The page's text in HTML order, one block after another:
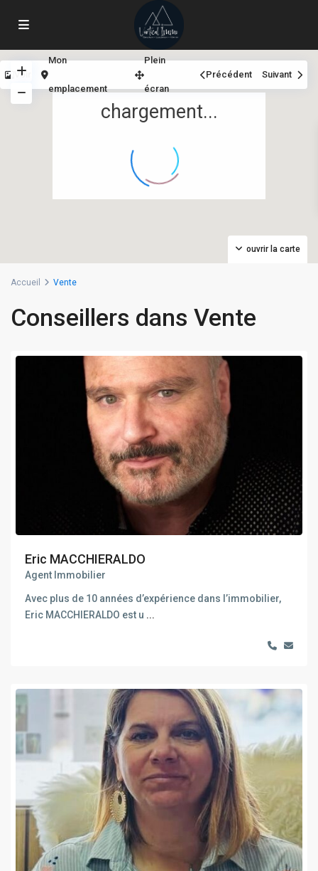
chargement...
ouvrir la carte
Voir
Mon
emplacement
Plein
écran
Précédent Suivant
Accueil Vente
Conseillers dans Vente
Eric MACCHIERALDO
Agent Immobilier
Avec plus de 10 années d’expérience dans l’immobilier,
Eric MACCHIERALDO est u ...